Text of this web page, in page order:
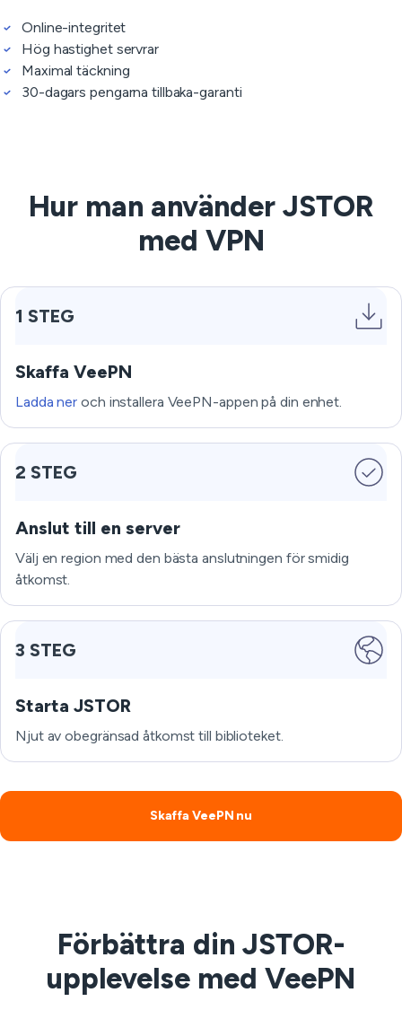
Online-integritet
Hög hastighet servrar
Maximal täckning
30-dagars pengarna tillbaka-garanti
Hur man använder JSTOR
med VPN
1 STEG
Skaffa VeePN
Ladda ner och installera VeePN-appen på din enhet.
2 STEG
Anslut till en server
Välj en region med den bästa anslutningen för smidig
åtkomst.
3 STEG
Starta JSTOR
Njut av obegränsad åtkomst till biblioteket.
Skaffa VeePN nu
Förbättra din JSTOR-
upplevelse med VeePN